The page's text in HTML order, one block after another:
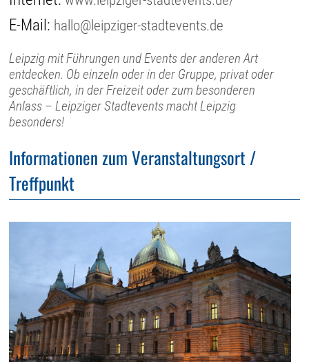
E-Mail: hallo@leipziger-stadtevents.de
Leipzig mit Führungen und Events der anderen Art
entdecken. Ob einzeln oder in der Gruppe, privat oder
geschäftlich, in der Freizeit oder zum besonderen
Anlass – Leipziger Stadtevents macht Leipzig
besonders!
Informationen zum Veranstaltungsort /
Treffpunkt